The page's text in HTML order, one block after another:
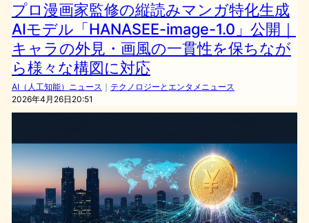
プロ漫画家監修の縦読みマンガ特化生成
AIモデル「HANASEE-image-1.0」公開｜
キャラの外見・画風の一貫性を保ちなが
ら様々な構図に対応
AI（人工知能）ニュース ｜ テクノロジーとエンタメニュース
2026年4月26日20:51